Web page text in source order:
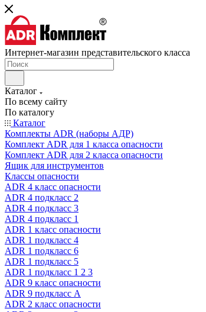
Интернет-магазин представительского класса
Каталог
По всему сайту
По каталогу
Каталог
Комплекты ADR (наборы АДР)
Комплект ADR для 1 класса опасности
Комплект ADR для 2 класса опасности
Ящик для инструментов
Классы опасности
ADR 4 класс опасности
ADR 4 подкласс 2
ADR 4 подкласс 3
ADR 4 подкласс 1
ADR 1 класс опасности
ADR 1 подкласс 4
ADR 1 подкласс 6
ADR 1 подкласс 5
ADR 1 подкласс 1 2 3
ADR 9 класс опасности
ADR 9 подкласс A
ADR 2 класс опасности